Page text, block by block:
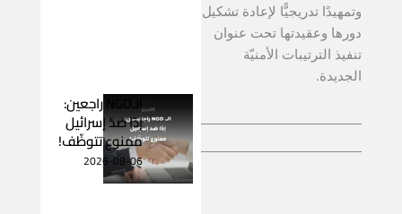
وتمهيدًا تدريجيًّا لإعادة تشكيل
دورها وعقيدتها تحت عنوان
تنفيذ الترتيبات الأمنيّة
الجديدة.
الـNGO راجعين:
إذا ضدّ إسرائيل
ممنوع تتوظّف!
2026-08-06